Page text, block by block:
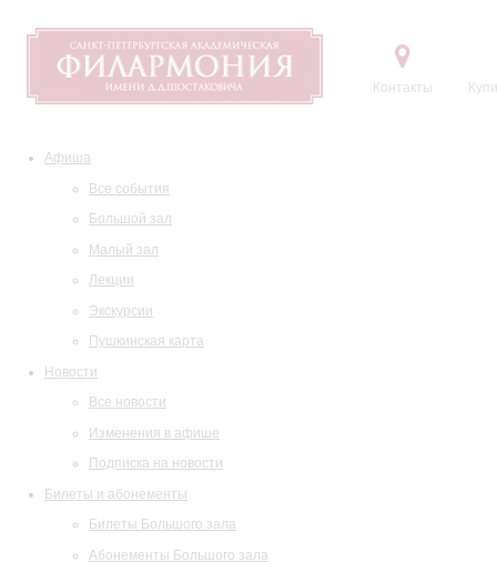
Контакты
Афиша
Все события
Большой зал
Малый зал
Лекции
Экскурсии
Пушкинская карта
Новости
Все новости
Изменения в афише
Подписка на новости
Билеты и абонементы
Билеты Большого зала
Абонементы Большого зала